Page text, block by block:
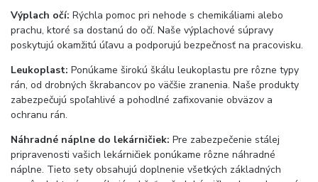
Výplach očí: Rýchla pomoc pri nehode s chemikáliami alebo
prachu, ktoré sa dostanú do očí. Naše výplachové súpravy
poskytujú okamžitú úľavu a podporujú bezpečnosť na pracovisku.
Leukoplast: Ponúkame širokú škálu leukoplastu pre rôzne typy
rán, od drobných škrabancov po väčšie zranenia. Naše produkty
zabezpečujú spoľahlivé a pohodlné zafixovanie obväzov a
ochranu rán.
Náhradné náplne do lekárničiek: Pre zabezpečenie stálej
pripravenosti vašich lekárničiek ponúkame rôzne náhradné
náplne. Tieto sety obsahujú doplnenie všetkých základných